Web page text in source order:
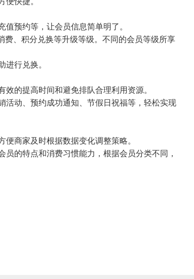
值预约等，让会员信息简单明了。
费、积分兑换等升级等级。不同的会员等级所享
进行兑换。
效的提高时间和避免排队合理利用资源。
活动、预约成功通知、节假日祝福等，轻松实现
便商家及时根据数据变化调整策略。
员的特点和消费习惯能力，根据会员分类不同，